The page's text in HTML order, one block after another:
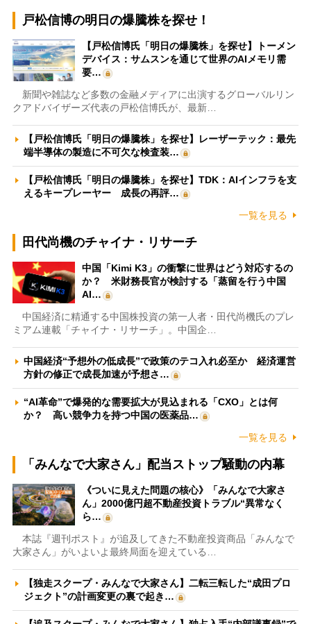
戸松信博の明日の爆騰株を探せ！
【戸松信博氏「明日の爆騰株」を探せ】トーメン
デバイス：サムスンを通じて世界のAIメモリ需
要…
新聞や雑誌など多数の金融メディアに出演するグローバルリン
クアドバイザーズ代表の戸松信博氏が、最新…
【戸松信博氏「明日の爆騰株」を探せ】レーザーテック：最先
端半導体の製造に不可欠な検査装…
【戸松信博氏「明日の爆騰株」を探せ】TDK：AIインフラを支
えるキープレーヤー 成長の再評…
一覧を見る
田代尚機のチャイナ・リサーチ
中国「Kimi K3」の衝撃に世界はどう対応するの
か？ 米財務長官が検討する「蒸留を行う中国
AI…
中国経済に精通する中国株投資の第一人者・田代尚機氏のプレ
ミアム連載「チャイナ・リサーチ」。中国企…
中国経済“予想外の低成長”で政策のテコ入れ必至か 経済運営
方針の修正で成長加速が予想さ…
“AI革命”で爆発的な需要拡大が見込まれる「CXO」とは何
か？ 高い競争力を持つ中国の医薬品…
一覧を見る
「みんなで大家さん」配当ストップ騒動の内幕
《ついに見えた問題の核心》「みんなで大家さ
ん」2000億円超不動産投資トラブル“異常なく
ら…
本誌『週刊ポスト』が追及してきた不動産投資商品「みんなで
大家さん」がいよいよ最終局面を迎えている…
【独走スクープ・みんなで大家さん】二転三転した“成田プロ
ジェクト”の計画変更の裏で起き…